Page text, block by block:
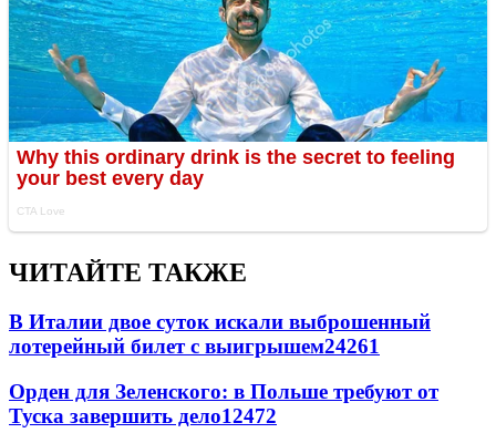
ЧИТАЙТЕ ТАКЖЕ
В Италии двое суток искали выброшенный
лотерейный билет с выигрышем24261
Орден для Зеленского: в Польше требуют от
Туска завершить дело12472